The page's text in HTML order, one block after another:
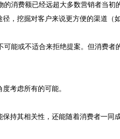
消费额已经远超大多数营销者当
，挖掘对客户来说更方便的渠道（
能或不适合来拒绝提案。但消费
考虑所有的可能。
持其相关性，还能随着消费者一同